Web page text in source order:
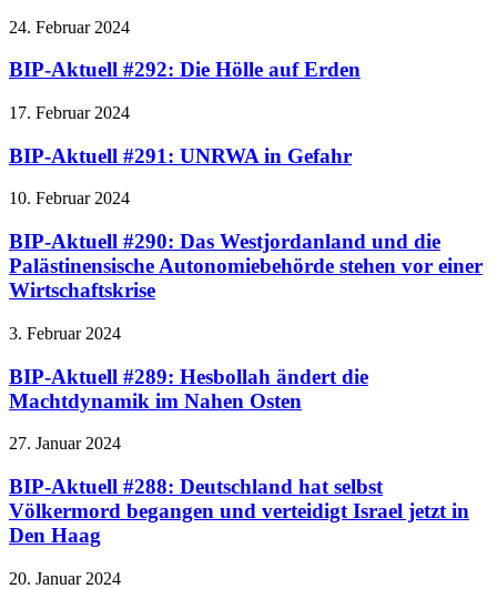
24. Februar 2024
BIP-Aktuell #292: Die Hölle auf Erden
17. Februar 2024
BIP-Aktuell #291: UNRWA in Gefahr
10. Februar 2024
BIP-Aktuell #290: Das Westjordanland und die
Palästinensische Autonomiebehörde stehen vor einer
Wirtschaftskrise
3. Februar 2024
BIP-Aktuell #289: Hesbollah ändert die
Machtdynamik im Nahen Osten
27. Januar 2024
BIP-Aktuell #288: Deutschland hat selbst
Völkermord begangen und verteidigt Israel jetzt in
Den Haag
20. Januar 2024